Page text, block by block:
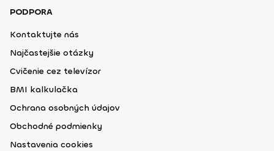
PODPORA
Kontaktujte nás
Najčastejšie otázky
Cvičenie cez televízor
BMI kalkulačka
Ochrana osobných údajov
Obchodné podmienky
Nastavenia cookies